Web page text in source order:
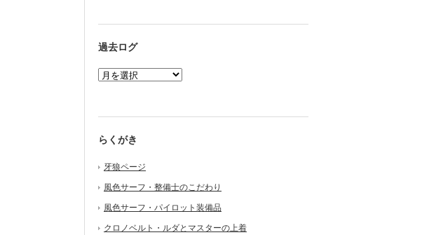
過去ログ
らくがき
牙狼ページ
風色サーフ・整備士のこだわり
風色サーフ・パイロット装備品
クロノベルト・ルダとマスターの上着